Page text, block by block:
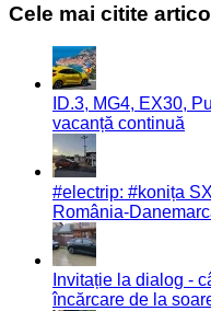
Cele mai citite
ID.3, MG4, EX30,
vacanță continuă
#electrip: #konița
România-
Invitație la dialog -
încărcare de la